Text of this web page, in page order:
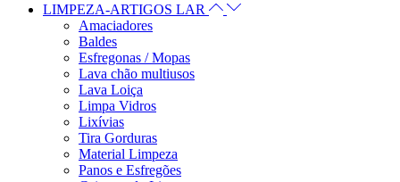
LIMPEZA-ARTIGOS LAR
Amaciadores
Baldes
Esfregonas / Mopas
Lava chão multiusos
Lava Loiça
Limpa Vidros
Lixívias
Tira Gorduras
Material Limpeza
Panos e Esfregões